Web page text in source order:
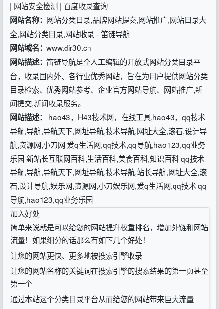
| 网站安全检测 | 百度收录查询
网站名称： 网站分类目录,品牌网站提交,网站推广,网站目录大
全,网站分类目录,网站收录 - 笛链导航
网站域名： www.dir30.cn
网站描述： 笛链导航是全人工编辑的开放式网站分类目录平
台，收录国内外、各行业优秀网站，旨在为用户提供网站分类
目录检索、优秀网站参考、企业官方网站导航、网站推广,新
闻提交,新闻收录服务。
网站描述：
hao43，H43技术网，在线工具,hao43，qq技术
导航,导航,导航天下,网址导航,技术导航,网址大全,滚石,设计导
航,资源网,小刀网,爱q生活网,qq技术,qq导航,hao123,qq业务
乐园 新站长互联网百科,生活百科,美食百科,知识百科 qq技术
导航,导航,导航天下,网址导航,技术导航,站长导航,网址大全,滚
石,设计导航,娱乐网,资源网,小刀娱乐网,爱q生活网,qq技术,qq
导航,hao123,qq业务乐园
加入好处
简单来说就是可以给您的网站提升权重排名，增加外链和网站
流量！如果细分的话那么有如下几个好处！
让您的网站更快、更多地被搜索引擎收录
让您的网站名称的关键词在搜索引擎的搜索结果的第一页甚至
第一个
通过本站这个分类目录平台从而给您的网站带来巨大流量